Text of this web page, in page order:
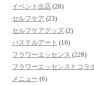
イベント出店 (28)
セルフケア (23)
セルフケアグッズ (2)
パステルアート (10)
フラワーエッセンス (228)
フラワーエッセンスとコラ
メニュー (6)